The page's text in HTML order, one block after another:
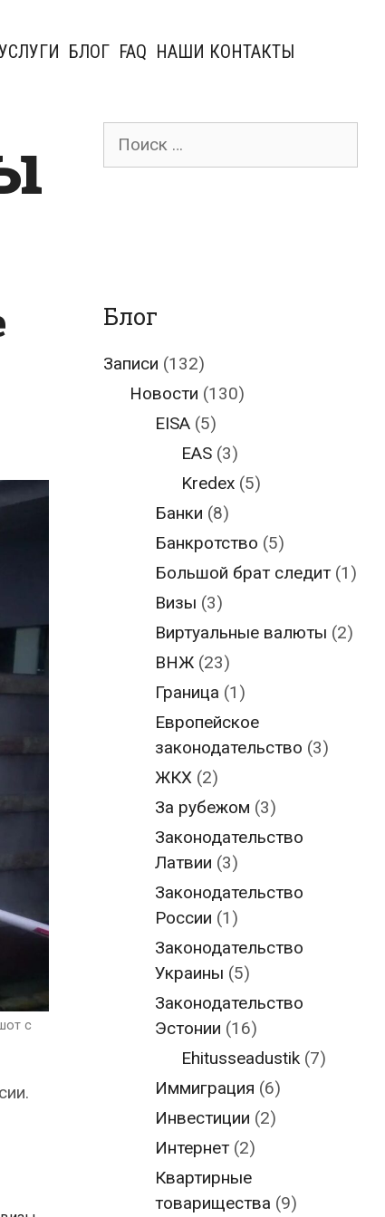
БЛОГ FAQ НАШИ КОНТАКТЫ
с
Поиск
Блог
Записи (132)
Новости (130)
EISA (5)
EAS(3)
Kredex(5)
Банки (8)
Банкротство (5)
Большой брат следит (1)
Визы (3)
Виртуальные валюты (2)
ВНЖ (23)
Граница (1)
Европейское
законодательство (3)
ЖКХ (2)
За рубежом (3)
Законодательство
Латвии (3)
Законодательство
России (1)
Законодательство
Украины (5)
Законодательство
Эстонии (16)
Ehitusseadustik(7)
Иммиграция (6)
Инвестиции (2)
Интернет (2)
Квартирные
товарищества (9)